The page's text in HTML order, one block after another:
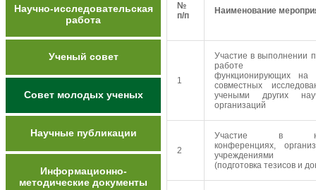
Научно-исследовательская
работа
Ученый совет
Совет молодых ученых
Научные публикации
Информационно-
методические документы
№
п/п
Наименование
1
Участие в выполнении
работе
функционирующих на
совместных
учеными других
организаций
2
Участие в
конференциях,
учреждениями
(подготовка тезисов и